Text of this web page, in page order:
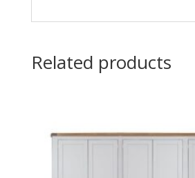
Related products